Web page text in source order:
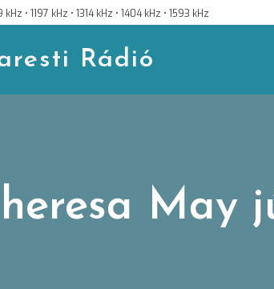
• 1197 kHz • 1314 kHz • 1404 kHz • 1593 kHz
Rádió
May